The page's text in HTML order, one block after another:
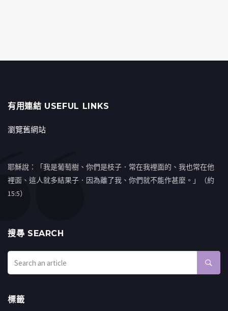
有用連結 USEFUL LINKS
瀏覽舊網站
耶穌說：「我是葡萄樹、你們是枝子．常在我裡面的、我也常在他
裡面、這人就多結果子．因為離了我、你們就不能作甚麼。」（約
15:5）
搜㝷 SEARCH
標籤